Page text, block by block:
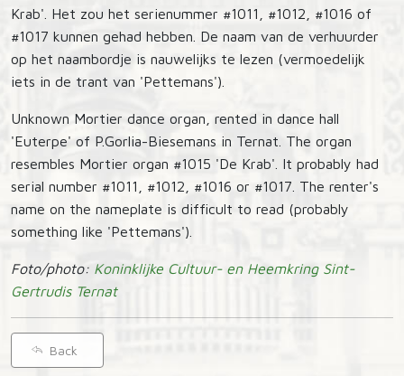
Krab'. Het zou het serienummer #1011, #1012, #1016 of
#1017 kunnen gehad hebben. De naam van de verhuurder
op het naambordje is nauwelijks te lezen (vermoedelijk
iets in de trant van 'Pettemans').
Unknown Mortier dance organ, rented in dance hall
'Euterpe' of P.Gorlia-Biesemans in Ternat. The organ
resembles Mortier organ #1015 'De Krab'. It probably had
serial number #1011, #1012, #1016 or #1017. The renter's
name on the nameplate is difficult to read (probably
something like 'Pettemans').
Foto/photo: Koninklijke Cultuur- en Heemkring Sint-
Gertrudis Ternat
Back